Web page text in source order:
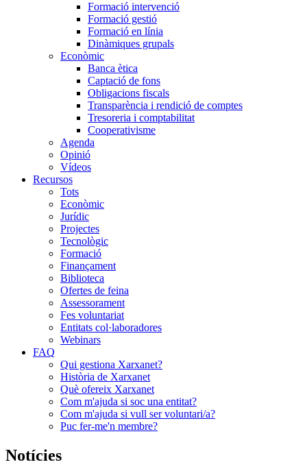
Formació intervenció
Formació gestió
Formació en línia
Dinàmiques grupals
Econòmic
Banca ètica
Captació de fons
Obligacions fiscals
Transparència i rendició de comptes
Tresoreria i comptabilitat
Cooperativisme
Agenda
Opinió
Vídeos
Recursos
Tots
Econòmic
Jurídic
Projectes
Tecnològic
Formació
Finançament
Biblioteca
Ofertes de feina
Assessorament
Fes voluntariat
Entitats col·laboradores
Webinars
FAQ
Qui gestiona Xarxanet?
Història de Xarxanet
Què ofereix Xarxanet
Com m'ajuda si soc una entitat?
Com m'ajuda si vull ser voluntari/a?
Puc fer-me'n membre?
Notícies